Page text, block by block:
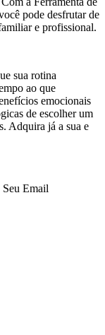
pode desfrutar de
e profissional.
sua rotina
ao que
emocionais
de escolher um
Adquira já a sua e
Email